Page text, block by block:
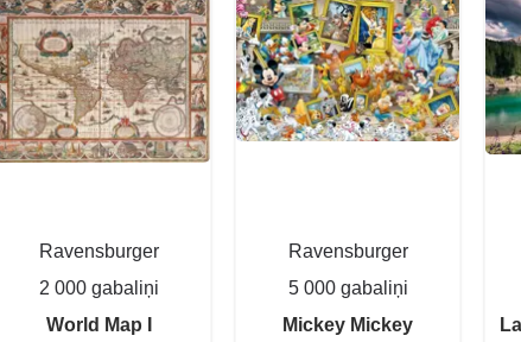
Ravensburger
2 000 gabaliņi
World Map I
Ravensburger
5 000 gabaliņi
Mickey Mickey